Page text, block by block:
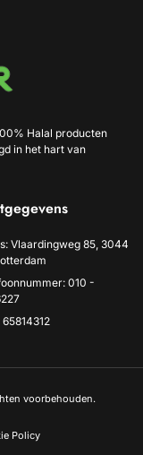
Halal producten
in het hart van
Vlaardingweg 85, 3044
010 -
65814312
voorbehouden.
Policy